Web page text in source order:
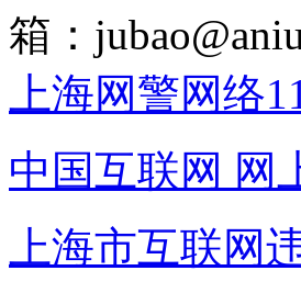
箱：
上海网警网络
中国互联网 网
上海市互联网